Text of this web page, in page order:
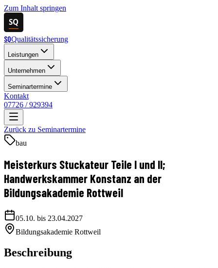
Zum Inhalt springen
SQ
SQQualitätssicherung
Leistungen
Unternehmen
Seminartermine
Kontakt
07726 / 929394
Zurück zu Seminartermine
bau
Meisterkurs Stuckateur Teile I und II;
Handwerkskammer Konstanz an der
Bildungsakademie Rottweil
05.10. bis 23.04.2027
Bildungsakademie Rottweil
Beschreibung